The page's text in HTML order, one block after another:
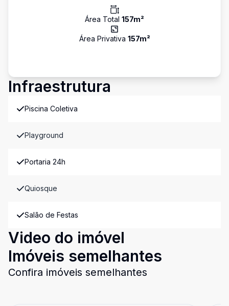
Área Total 157m²
Área Privativa 157m²
Infraestrutura
Piscina Coletiva
Playground
Portaria 24h
Quiosque
Salão de Festas
Video do imóvel
Imóveis semelhantes
Confira imóveis semelhantes